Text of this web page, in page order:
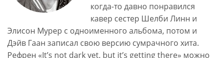
когда-то давно понравился
кавер сестер Шелби Линн и
Элисон Мурер с одноименного альбома, потом и
Дэйв Гаан записал свою версию сумрачного хита.
Рефрен «It’s not dark yet, but it’s getting there» можно